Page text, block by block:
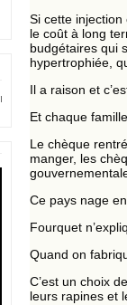
Si cette
le coût à long
budgétaires qui
hypertrophiée,
Il a raison et
Et chaque
Le chèque
manger, les
Ce pays nage
Fourquet
Quand on
C’est un choix
leurs rapines et